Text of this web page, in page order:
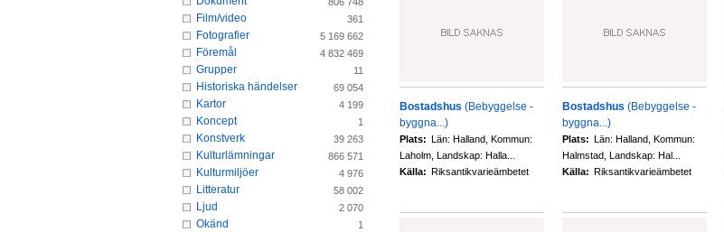
Bostadshus (Bebyggelse -
byggna...)
Plats: Län: Halland, Kommun:
Laholm, Landskap: Halla...
Källa: Riksantikvarieämbetet
Bostadshus (Bebyggelse -
byggna...)
Plats: Län: Halland, Kommun:
Halmstad, Landskap: Hal...
Källa: Riksantikvarieämbetet
Film/video 361
Fotografier 5 169 662
Föremål 4 832 469
Grupper 11
Historiska händelser 69 054
Kartor 4 199
Koncept 1
Konstverk 39 263
Kulturlämningar 866 571
Kulturmiljöer 4 976
Litteratur 58 002
Ljud 2 070
Okänd 1